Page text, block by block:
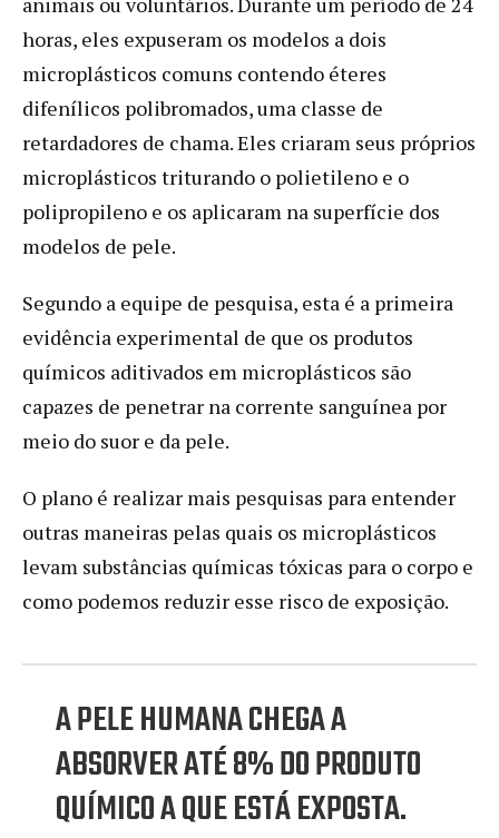
horas, eles expuseram os modelos a dois
microplásticos comuns contendo éteres
difenílicos polibromados, uma classe de
retardadores de chama. Eles criaram seus próprios
microplásticos triturando o polietileno e o
polipropileno e os aplicaram na superfície dos
modelos de pele.
Segundo a equipe de pesquisa, esta é a primeira
evidência experimental de que os produtos
químicos aditivados em microplásticos são
capazes de penetrar na corrente sanguínea por
meio do suor e da pele.
O plano é realizar mais pesquisas para entender
outras maneiras pelas quais os microplásticos
levam substâncias químicas tóxicas para o corpo e
como podemos reduzir esse risco de exposição.
A PELE HUMANA CHEGA A
ABSORVER ATÉ 8% DO PRODUTO
QUÍMICO A QUE ESTÁ EXPOSTA.